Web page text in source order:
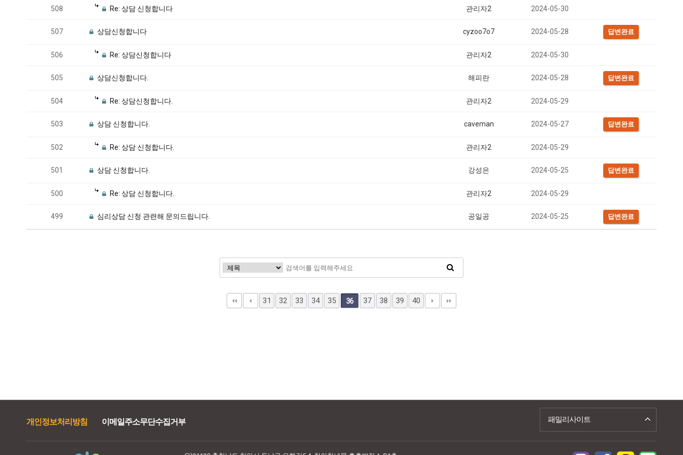
508 Re: 상담 신청합니다 관리자2 2024-05-30
507 상담신청합니다 cyzoo7o7 2024-05-28 답변완료
506 Re: 상담신청합니다 관리자2 2024-05-30
505 상담신청합니다. 해피란 2024-05-28 답변완료
504 Re: 상담신청합니다. 관리자2 2024-05-29
503 상담 신청합니다. caveman 2024-05-27 답변완료
502 Re: 상담 신청합니다. 관리자2 2024-05-29
501 상담 신청합니다. 강성은 2024-05-25 답변완료
500 Re: 상담 신청합니다. 관리자2 2024-05-29
499 심리상담 신청 관련해 문의드립니다. 공일공 2024-05-25 답변완료
31 32 33 34 35 36 37 38 39 40
개인정보처리방침 이메일주소무단수집거부 패밀리사이트